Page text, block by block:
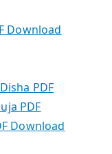
Download
PDF
PDF
Download